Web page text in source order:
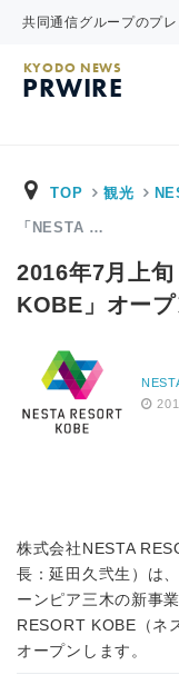
共同通信グループのプ
KYODO NEWS
PRWIRE
TOP 観光
「NESTA …
2016年7月上
KOBE」オー
株式会社NESTA
長：延田久弐生）は
ーンピア三木の新事
RESORT KOBE（ネ
オープンします。